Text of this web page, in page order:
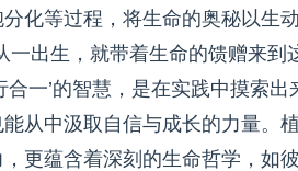
化等过程，将生命的奥秘以生
一出生，就带着生命的馈赠来
合一’的智慧，是在实践中摸索
从中汲取自信与成长的力量。
更蕴含着深刻的生命哲学，如